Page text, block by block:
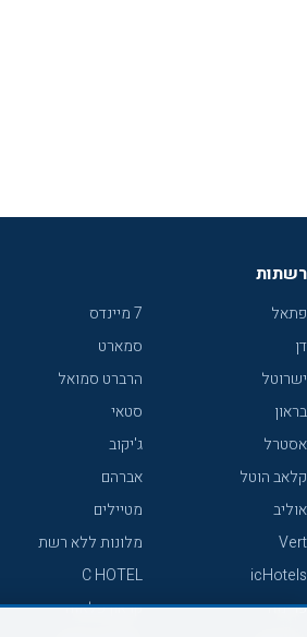
רשתות
פתאל
דן
ישרוטל
בראון
אסטרל
קלאב הוטל
אוליב
Vert
icHotels
פרימה
7 מיינדס
סמארט
הרברט סמואל
סטאי
ג'יקוב
אברהם
מטיילים
מלונות ללא רשת
C HOTEL
קראון פלאזה